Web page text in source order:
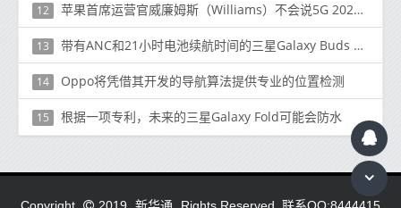
12 苹果首席运营官威廉姆斯（Williams）不会说5G 2020 iPhone 12型号是否会迟到
13 带有ANC和21小时电池续航时间的三星Galaxy Buds Live售价$ 169 /€189
14 Oppo将凭借其开发的导航算法提供专业的位置检测
15 根据一项专利，未来的三星Galaxy Fold可能会防水